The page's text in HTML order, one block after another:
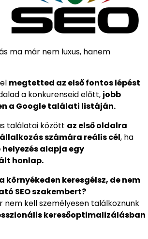
ma már nem luxus, hanem
megtetted az első fontos lépést
a konkurenseid előtt, jobb
a Google találati listáján.
találatai között az első oldalra
számára reális cél, ha
helyezés alapja egy
honlap.
környékeden keresgélsz, de nem
SEO szakembert?
nem kell személyesen találkoznunk
keresőoptimalizálásban